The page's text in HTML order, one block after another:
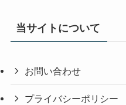
当サイトについて
お問い合わせ
プライバシーポリシー